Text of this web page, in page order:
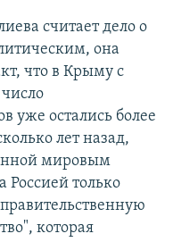
считает дело о
она
что в Крыму с
уже остались более
лет назад,
мировым
только
которая